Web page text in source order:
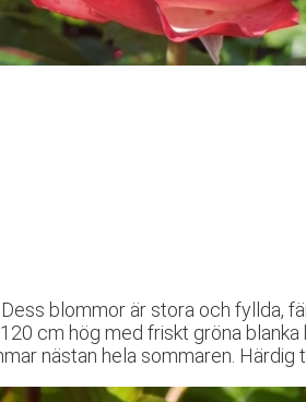
blommor är stora och fyllda,
cm hög med friskt gröna blanka
nästan hela sommaren. Härdig